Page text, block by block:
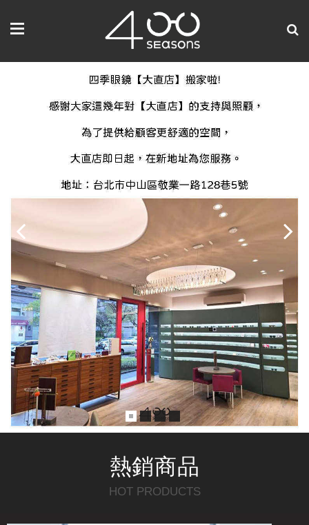
熱銷商品
HOT PRODUCTS